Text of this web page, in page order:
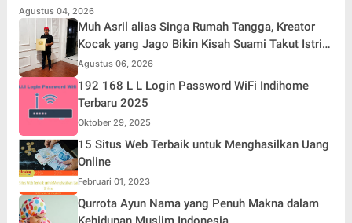
Kondusif Jelang HUT ke-81 Republik Indonesia
Agustus 04, 2026
Muh Asril alias Singa Rumah Tangga, Kreator
Kocak yang Jago Bikin Kisah Suami Takut Istri
Jadi Hiburan
Agustus 06, 2026
192 168 L L Login Password WiFi Indihome
Terbaru 2025
Oktober 29, 2025
15 Situs Web Terbaik untuk Menghasilkan Uang
Online
Februari 01, 2023
Qurrota Ayun Nama yang Penuh Makna dalam